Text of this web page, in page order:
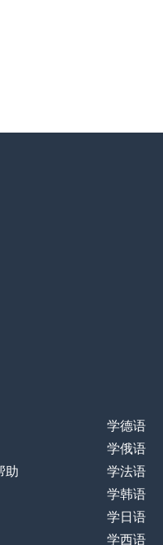
助
学德语
学俄语
学法语
学韩语
学日语
学西语